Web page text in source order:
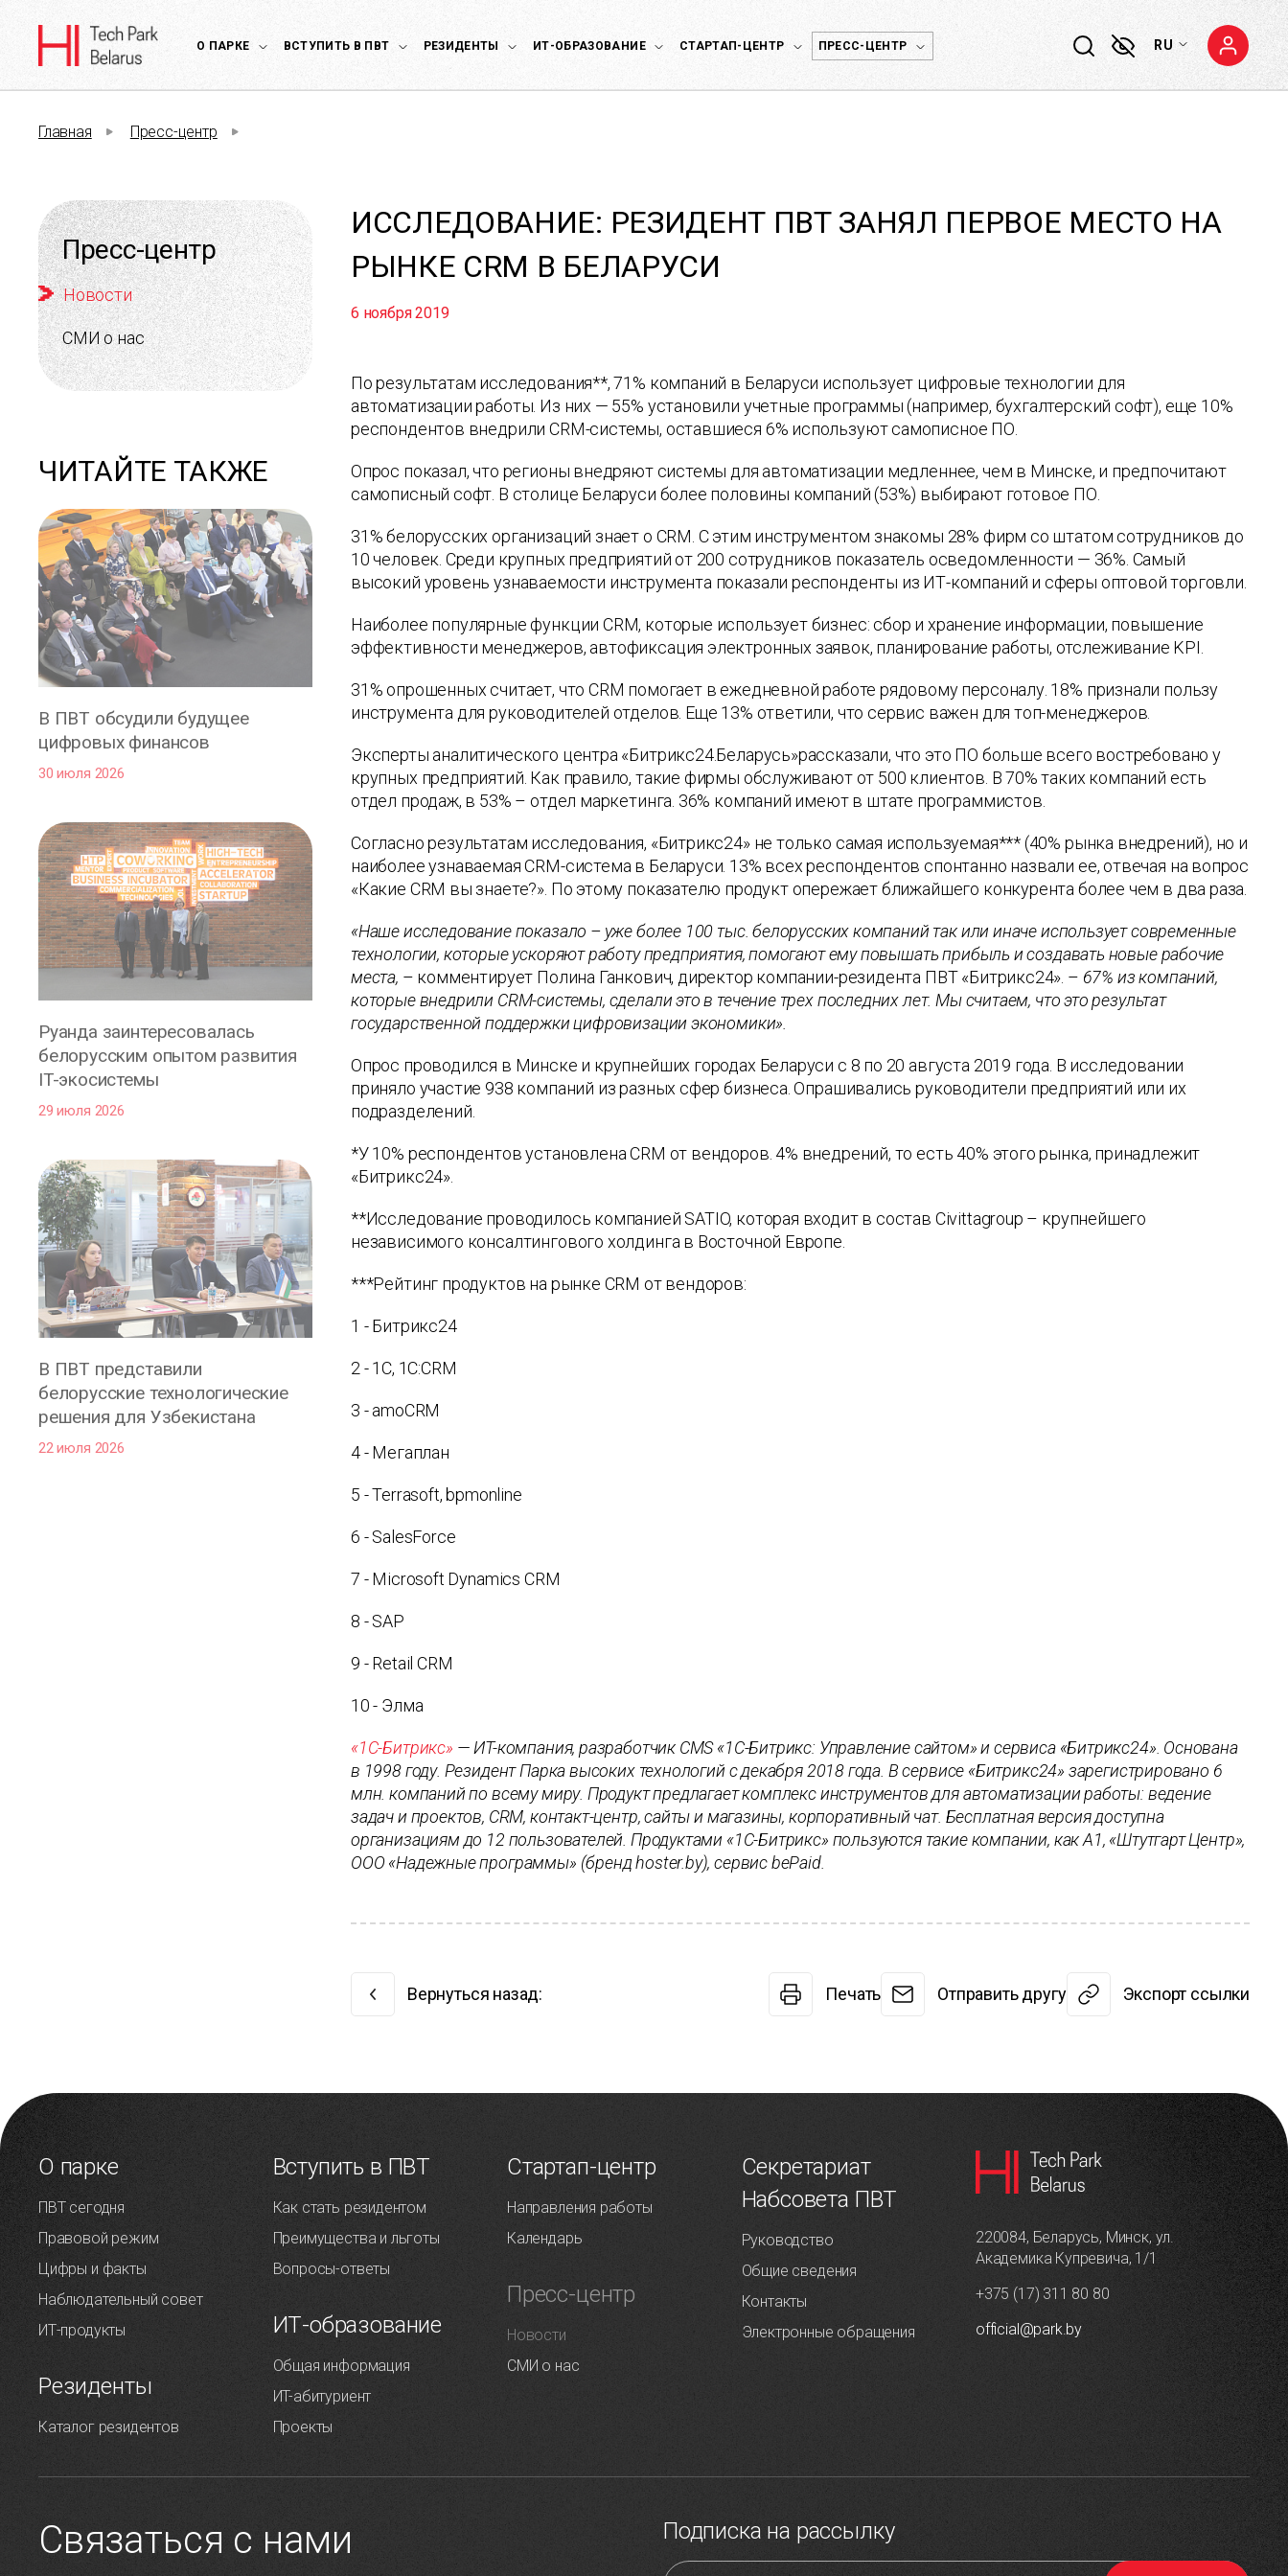
О ПАРКЕ ВСТУПИТЬ В ПВТ РЕЗИДЕНТЫ ИТ-ОБРАЗОВАНИЕ СТАРТАП-ЦЕНТР ПРЕСС-ЦЕНТР RU
Главная Пресс-центр
Пресс-центр
Новости
СМИ о нас
ЧИТАЙТЕ ТАКЖЕ
В ПВТ обсудили будущее
цифровых финансов
30 июля 2026
Руанда заинтересовалась
белорусским опытом развития
IT-экосистемы
29 июля 2026
В ПВТ представили
белорусские технологические
решения для Узбекистана
22 июля 2026
ИССЛЕДОВАНИЕ: РЕЗИДЕНТ ПВТ ЗАНЯЛ ПЕРВОЕ МЕСТО НА
РЫНКЕ CRM В БЕЛАРУСИ
6 ноября 2019
По результатам исследования**, 71% компаний в Беларуси использует цифровые технологии для
автоматизации работы. Из них — 55% установили учетные программы (например, бухгалтерский софт), еще 10%
респондентов внедрили CRM-системы, оставшиеся 6% используют самописное ПО.
Опрос показал, что регионы внедряют системы для автоматизации медленнее, чем в Минске, и предпочитают
самописный софт. В столице Беларуси более половины компаний (53%) выбирают готовое ПО.
31% белорусских организаций знает о CRM. С этим инструментом знакомы 28% фирм со штатом сотрудников до
10 человек. Среди крупных предприятий от 200 сотрудников показатель осведомленности — 36%. Самый
высокий уровень узнаваемости инструмента показали респонденты из ИТ-компаний и сферы оптовой торговли.
Наиболее популярные функции CRM, которые использует бизнес: сбор и хранение информации, повышение
эффективности менеджеров, автофиксация электронных заявок, планирование работы, отслеживание KPI.
31% опрошенных считает, что CRM помогает в ежедневной работе рядовому персоналу. 18% признали пользу
инструмента для руководителей отделов. Еще 13% ответили, что сервис важен для топ-менеджеров.
Эксперты аналитического центра «Битрикс24.Беларусь»рассказали, что это ПО больше всего востребовано у
крупных предприятий. Как правило, такие фирмы обслуживают от 500 клиентов. В 70% таких компаний есть
отдел продаж, в 53% – отдел маркетинга. 36% компаний имеют в штате программистов.
Согласно результатам исследования, «Битрикс24» не только самая используемая*** (40% рынка внедрений), но и
наиболее узнаваемая CRM-система в Беларуси. 13% всех респондентов спонтанно назвали ее, отвечая на вопрос
«Какие CRM вы знаете?». По этому показателю продукт опережает ближайшего конкурента более чем в два раза.
«Наше исследование показало – уже более 100 тыс. белорусских компаний так или иначе использует современные
технологии, которые ускоряют работу предприятия, помогают ему повышать прибыль и создавать новые рабочие
места, – комментирует Полина Ганкович, директор компании-резидента ПВТ «Битрикс24». – 67% из компаний,
которые внедрили CRM-системы, сделали это в течение трех последних лет. Мы считаем, что это результат
государственной поддержки цифровизации экономики».
Опрос проводился в Минске и крупнейших городах Беларуси с 8 по 20 августа 2019 года. В исследовании
приняло участие 938 компаний из разных сфер бизнеса. Опрашивались руководители предприятий или их
подразделений.
*У 10% реcпондентов установлена CRM от вендоров. 4% внедрений, то есть 40% этого рынка, принадлежит
«Битрикс24».
**Исследование проводилось компанией SATIO, которая входит в состав Civittagroup – крупнейшего
независимого консалтингового холдинга в Восточной Европе.
***Рейтинг продуктов на рынке CRM от вендоров:
1 - Битрикс24
2 - 1С, 1С:CRM
3 - amoCRM
4 - Мегаплан
5 - Terrasoft, bpmonline
6 - SalesForce
7 - Microsoft Dynamics CRM
8 - SAP
9 - Retail CRM
10 - Элма
«1С-Битрикс» — ИT-компания, разработчик CMS «1С-Битрикс: Управление сайтом» и сервиса «Битрикс24». Основана
в 1998 году. Резидент Парка высоких технологий с декабря 2018 года. В сервисе «Битрикс24» зарегистрировано 6
млн. компаний по всему миру. Продукт предлагает комплекс инструментов для автоматизации работы: ведение
задач и проектов, CRM, контакт-центр, сайты и магазины, корпоративный чат. Бесплатная версия доступна
организациям до 12 пользователей. Продуктами «1С-Битрикс» пользуются такие компании, как А1, «Штутгарт Центр»,
ООО «Надежные программы» (бренд hoster.by), сервис bePaid.
Вернуться назад: Печать Отправить другу Экспорт ссылки
О парке
ПВТ сегодня
Правовой режим
Цифры и факты
Наблюдательный совет
ИТ-продукты
Резиденты
Каталог резидентов
Вступить в ПВТ
Как стать резидентом
Преимущества и льготы
Вопросы-ответы
ИТ-образование
Общая информация
ИT-абитуриент
Проекты
Стартап-центр
Направления работы
Календарь
Пресс-центр
Новости
СМИ о нас
Секретариат
Набсовета ПВТ
Руководство
Общие сведения
Контакты
Электронные обращения
220084, Беларусь, Минск, ул.
Академика Купревича, 1/1
+375 (17) 311 80 80
official@park.by
Связаться с нами Подписка на рассылку